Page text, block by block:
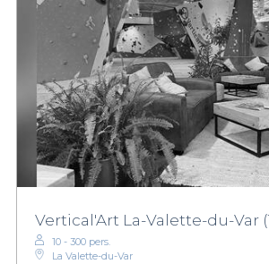
Vertical'Art La-Valette-du-Var
10 - 300 pers.
La Valette-du-Var